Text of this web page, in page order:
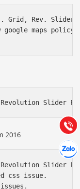
Grid, Rev.
google maps
2016
Revolution
css issue.
Gọi
Hướng dẫn & Hỗ trợ:
(028) 22.166.144
Chát
Tư vấn